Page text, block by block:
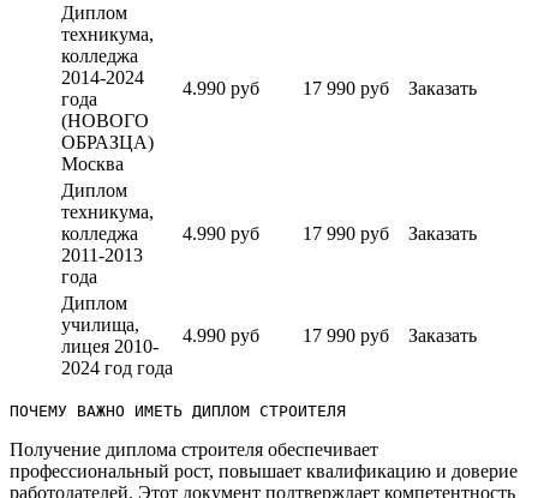
Диплом
техникума,
колледжа
2014-2024
года
(НОВОГО
ОБРАЗЦА)
Москва
4.990 руб 17 990 руб Заказать
Диплом
техникума,
колледжа
2011-2013
года
4.990 руб 17 990 руб Заказать
Диплом
училища,
лицея 2010-
2024 год года
4.990 руб 17 990 руб Заказать
ПОЧЕМУ ВАЖНО ИМЕТЬ ДИПЛОМ СТРОИТЕЛЯ
Получение диплома строителя обеспечивает
профессиональный рост, повышает квалификацию и доверие
работодателей.​ Этот документ подтверждает компетентность